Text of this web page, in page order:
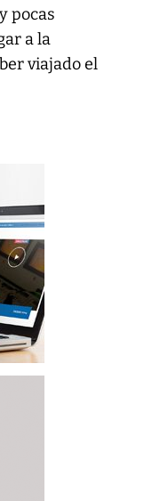
pocas
a la
viajado el